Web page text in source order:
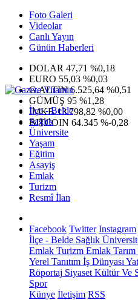
Foto Galeri
Videolar
Canlı Yayın
Günün Haberleri
DOLAR 47,71 %0,18
EURO 55,03 %0,03
G.ALTIN6.525,64 %0,51
GÜMÜŞ 95 %1,28
IMKB13.798,82 %0,00
BITCOIN 64.345 %-0,28
İlçe - Belde
Sağlık
Üniversite
Yaşam
Eğitim
Asayiş
Emlak
Turizm
Resmî İlan
Facebook Twitter Instagram
İlçe - Belde Sağlık
Emlak Turizm Emlak
Yerel Tanıtım İş Dünyası
Röportaj Siyaset Kültür Ve
Spor
Künye İletişim RSS